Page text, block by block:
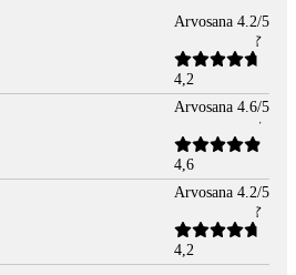
Arvosana 4.2/5
4,2
Arvosana 4.6/5
4,6
Arvosana 4.2/5
4,2